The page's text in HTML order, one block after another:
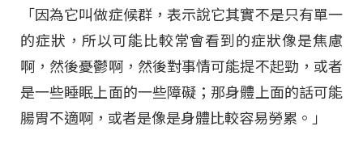
「因為它叫做症候群，表示說它其實不是只有單一
的症狀，所以可能比較常會看到的症狀像是焦慮
啊，然後憂鬱啊，然後對事情可能提不起勁，或者
是一些睡眠上面的一些障礙；那身體上面的話可能
腸胃不適啊，或者是像是身體比較容易勞累。」